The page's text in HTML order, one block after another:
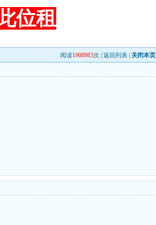
位租
阅读1908983次 |返回列表 关闭本页